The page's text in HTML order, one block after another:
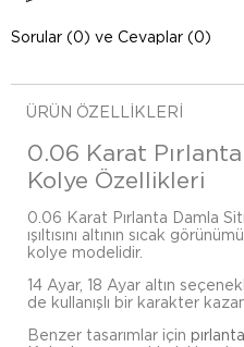
Sorular (0) ve Cevaplar (0)
ÜRÜN ÖZELLIKLERI
0.06 Karat
Kolye Özellikleri
0.06 Karat Pırlanta Damla
ışıltısını altının sıcak
kolye modelidir.
14 Ayar, 18 Ayar altın
de kullanışlı bir karakter
Benzer tasarımlar için